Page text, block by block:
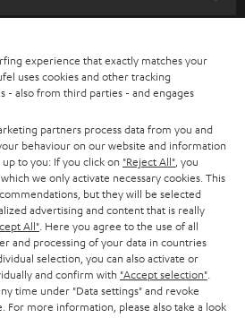
experience that exactly matches your
uses cookies and other tracking
- also from third parties - and engages
partners process data from you and
behaviour on our website and information
to you: If you click on "Reject All" , you
we only activate necessary cookies. This
but they will be selected
advertising and content that is really
All" . Here you agree to the use of all
and processing of your data in countries
selection, you can also activate or
and confirm with "Accept selection"
time under "Data settings" and revoke
more information, please also take a look